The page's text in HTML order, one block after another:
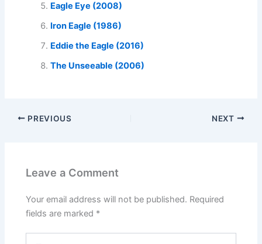
Eagle Eye (2008)
Iron Eagle (1986)
Eddie the Eagle (2016)
The Unseeable (2006)
PREVIOUS NEXT
Leave a Comment
Your email address will not be published. Required
fields are marked *